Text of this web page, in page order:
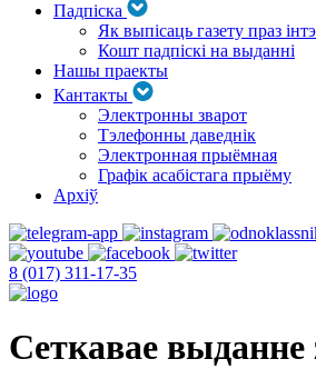
Падпіска
Як выпісаць газету праз
Кошт падпіскі на выданні
Нашы праекты
Кантакты
Электронны зварот
Тэлефонны даведнік
Электронная прыёмная
Графік асабістага прыёму
Архіў
8 (017) 311-17-35
Сеткавае выданне